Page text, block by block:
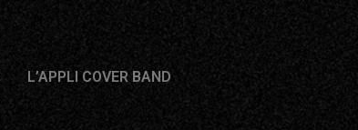
L’APPLI COVER BAND